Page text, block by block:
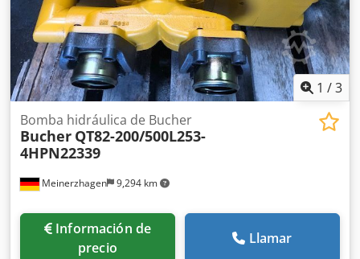
1 /3
Meinerzhagen 9,294 km
Bomba hidráulica de Bucher
Bucher QT82-200/500L253-
4HPN22339
Información de
precio
Llamar